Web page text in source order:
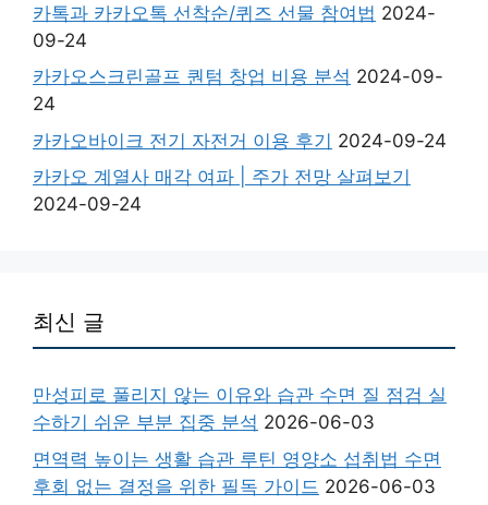
카톡과 카카오톡 선착순/퀴즈 선물 참여법 2024-
09-24
카카오스크린골프 퀀텀 창업 비용 분석 2024-09-
24
카카오바이크 전기 자전거 이용 후기 2024-09-24
카카오 계열사 매각 여파 | 주가 전망 살펴보기
2024-09-24
최신 글
만성피로 풀리지 않는 이유와 습관 수면 질 점검 실
수하기 쉬운 부분 집중 분석 2026-06-03
면역력 높이는 생활 습관 루틴 영양소 섭취법 수면
후회 없는 결정을 위한 필독 가이드 2026-06-03